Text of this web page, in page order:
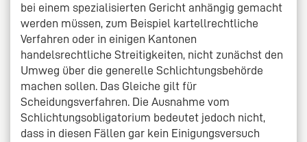
bei einem spezialisierten Gericht anhängig gemacht
werden müssen, zum Beispiel kartellrechtliche
Verfahren oder in einigen Kantonen
handelsrechtliche Streitigkeiten, nicht zunächst den
Umweg über die generelle Schlichtungsbehörde
machen sollen. Das Gleiche gilt für
Scheidungsverfahren. Die Ausnahme vom
Schlichtungsobligatorium bedeutet jedoch nicht,
dass in diesen Fällen gar kein Einigungsversuch